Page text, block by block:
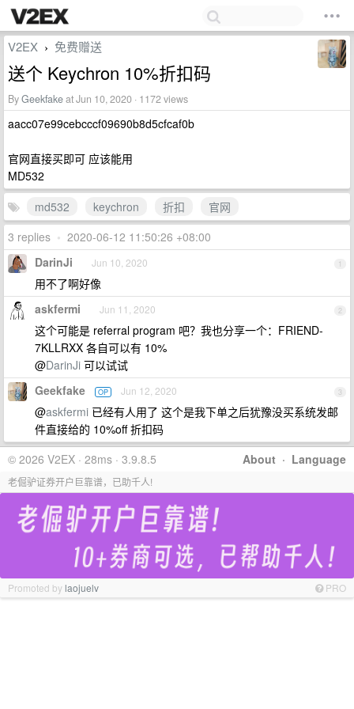
V2EX › 免费赠送
送个 Keychron 10%折扣码
ByGeekfakeat Jun 10, 2020 · 1172 views
aacc07e99cebcccf09690b8d5cfcaf0b
官网直接买即可 应该能用
MD532
md532
keychron 折扣
官网
3 replies • 2020-06-12 11:50:26 +08:00
1
DarinJi Jun 10, 2020
用不了啊好像
2
askfermi Jun 11, 2020
这个可能是 referral program 吧？我也分享一个：FRIEND-
7KLLRXX 各自可以有 10%
@DarinJi 可以试试
3
Geekfake OP Jun 12, 2020
@askfermi 已经有人用了 这个是我下单之后犹豫没买系统发邮
件直接给的 10%off 折扣码
About · Language
© 2026 V2EX · 28ms · 3.9.8.5
老倔驴证券开户巨靠谱，已助千人!
Promoted bylaojuelv PRO